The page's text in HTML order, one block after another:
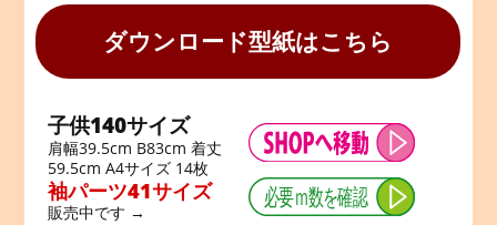
ダウンロード型紙はこちら
子供140サイズ
肩幅39.5cm B83cm 着丈
59.5cm A4サイズ 14枚
袖パーツ41サイズ
販売中です →